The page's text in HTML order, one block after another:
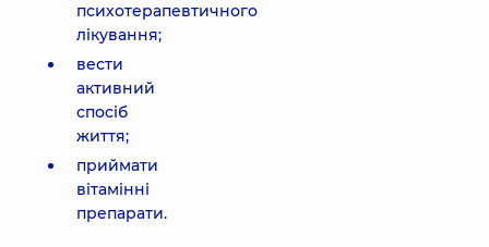
психотерапевтичного
лікування;
вести
активний
спосіб
життя;
приймати
вітамінні
препарати.